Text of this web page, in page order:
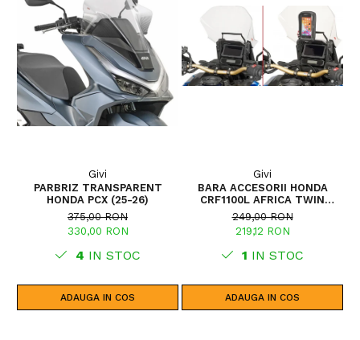
Givi
PARBRIZ TRANSPARENT
HONDA PCX (25-26)
375,00 RON
330,00 RON
4 IN STOC
ADAUGA IN COS
Givi
BARA ACCESORII HONDA
CRF1100L AFRICA TWIN
ADVENTURE SPORTS (20 - 23)
CRF1100L AFRICA TWIN
ADVENTURE SPORTS (24)
CRF1100L AFRICA TWIN (20 -
249,00 RON
219,12 RON
1 IN STOC
ADAUGA IN COS